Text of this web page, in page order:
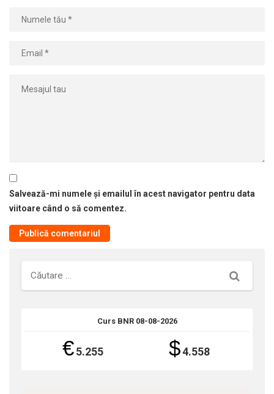
Salvează-mi numele și emailul în acest navigator pentru data
viitoare când o să comentez.
Căutare
Curs BNR 08-08-2026
€5.255 $4.558